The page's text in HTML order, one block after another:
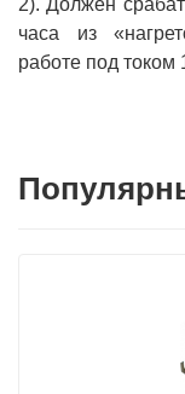
2). Должен
часа из
работе под током